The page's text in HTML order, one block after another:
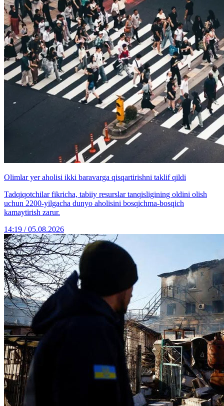
Olimlar yer aholisi ikki baravarga qisqartirishni taklif qildi
Tadqiqotchilar fikricha, tabiiy resurslar tanqisligining oldini olish
uchun 2200-yilgacha dunyo aholisini bosqichma-bosqich
kamaytirish zarur.
14:19 / 05.08.2026